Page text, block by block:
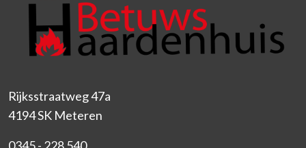
Rijksstraatweg 47a
4194 SK Meteren